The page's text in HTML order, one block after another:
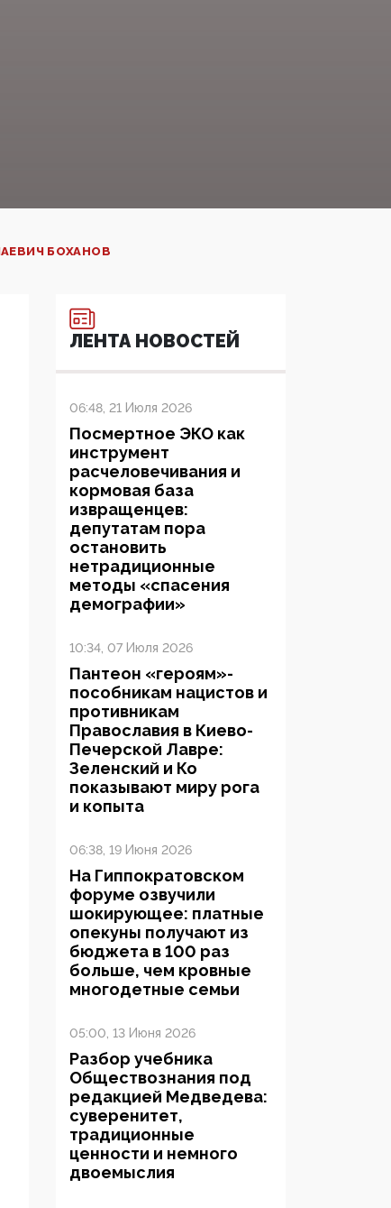
БОХАНОВ
ЛЕНТА НОВОСТЕЙ
06:48, 21 Июля 2026
Посмертное ЭКО как
инструмент
расчеловечивания и
кормовая база
извращенцев:
депутатам пора
остановить
нетрадиционные
методы «спасения
демографии»
10:34, 07 Июля 2026
Пантеон «героям»-
пособникам нацистов и
противникам
Православия в Киево-
Печерской Лавре:
Зеленский и Ко
показывают миру рога
и копыта
06:38, 19 Июня 2026
На Гиппократовском
форуме озвучили
шокирующее: платные
опекуны получают из
бюджета в 100 раз
больше, чем кровные
многодетные семьи
05:00, 13 Июня 2026
Разбор учебника
Обществознания под
редакцией Медведева:
суверенитет,
традиционные
ценности и немного
двоемыслия